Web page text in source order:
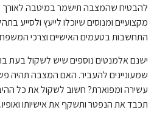
להבטיח שהמצבה תישמר במיטבה לאורך
מקצועיים ומנוסים שיוכלו לייעץ ולסייע
התחשבות בטעמים האישיים וצרכי
ישנם אלמנטים נוספים שיש לשקול בעת
שמעוניינים להעביר. האם המצבה תהיה
עשירה ומפוארת? חשוב לשקול את כל
תכבד את הנפטר ותשקף את אישיותו ואופיו.